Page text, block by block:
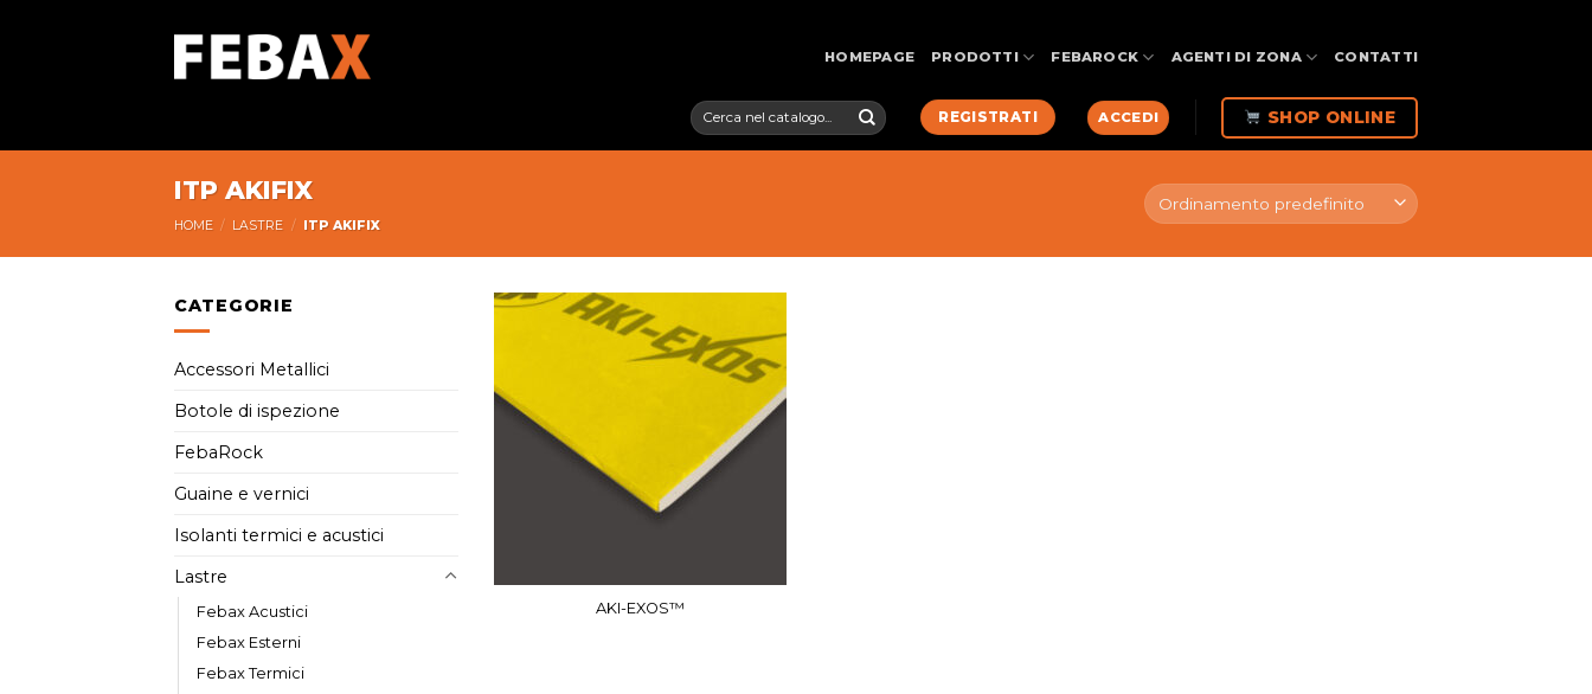
HOMEPAGE PRODOTTI FEBAROCK AGENTI DI ZONA CONTATTI
Cerca:
REGISTRATI ACCEDI SHOP ONLINE
ITP AKIFIX
HOME / LASTRE / ITP AKIFIX
CATEGORIE
Accessori Metallici
Botole di ispezione
FebaRock
Guaine e vernici
Isolanti termici e acustici
Lastre
Febax Acustici
Febax Esterni
Febax Termici
AKI-EXOS™